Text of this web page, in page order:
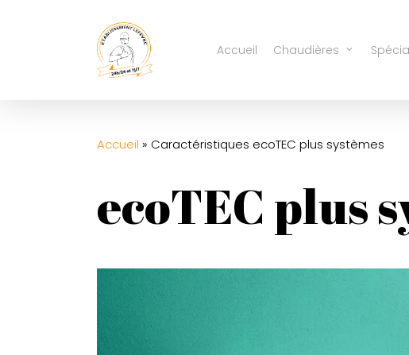
Accueil Chaudières
Accueil » Caractéristiques ecoTEC plus systèmes
ecoTEC plus